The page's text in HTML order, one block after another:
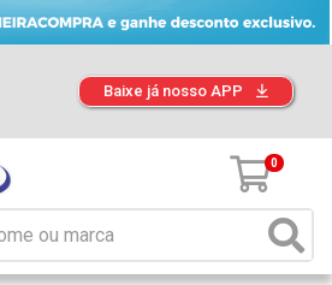
Baixe já nosso APP
0